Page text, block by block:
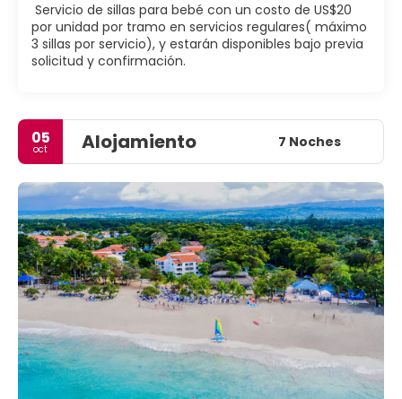
Servicio de sillas para bebé con un costo de US$20
por unidad por tramo en servicios regulares( máximo
3 sillas por servicio), y estarán disponibles bajo previa
solicitud y confirmación.
05
oct Alojamiento 7 Noches